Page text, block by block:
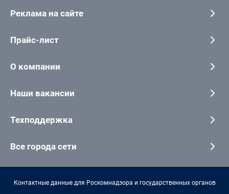
Реклама на сайте
Прайс-лист
О компании
Наши вакансии
Техподдержка
Все города сети
Контактные данные для Роскомнадзора и государственных органов